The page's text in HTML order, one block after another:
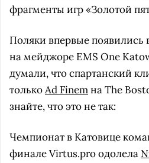
фрагменты игр «Золотой
Поляки впервые появились
на мейджоре EMS One
думали, что спартанский
толькоAd Finemна The
знайте, что это не так:
Чемпионат в Катовице
финале Virtus.pro одолела